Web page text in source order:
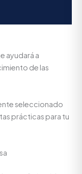
ayudará a
de las
seleccionado
prácticas para tu